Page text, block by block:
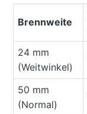
Brennweite
24 mm
(Weitwinkel)
50 mm
(Normal)